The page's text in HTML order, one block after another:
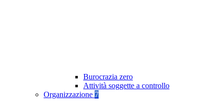
Burocrazia zero
Attività soggette a controllo
Organizzazione 7